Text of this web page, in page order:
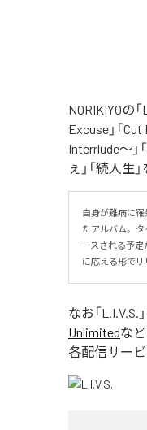
NORIKIYOの
Excuse」「
Interrlude～」
ぇ」「続人生
自身が難病に罹
たアルバム。タ
ースされる予
に応える形でリ
なお「L.I.V.S.
Unlimitedな
各配信サービ